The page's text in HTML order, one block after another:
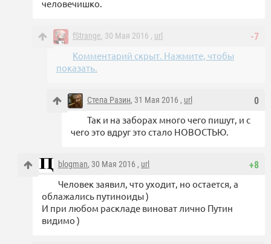
человечишко.
-7
fStrange, 30 Мая 2016 , url
Комментарий скрыт. Нажмите, чтобы
показать.
0
Степа Разин, 31 Мая 2016 , url
Так и на заборах много чего пишут, и с
чего это вдруг это стало НОВОСТЬЮ.
+8
blogman, 30 Мая 2016 , url
Человек заявил, что уходит, но остается, а
облажались путиноиды )
И при любом раскладе виноват лично Путин
видимо )